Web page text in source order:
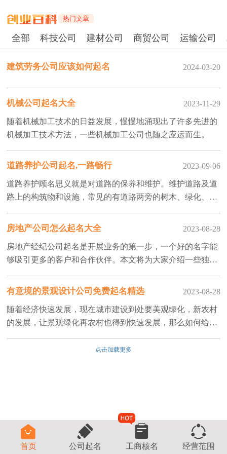
热门文章
全部 科技公司 建材公司 商贸公司 运输公司
建筑劳务公司应该如何起名 2024-03-20
机械公司起名大全 2023-11-29
随着机械加工技术的日益发展，慢慢地涌现出了许多先进的
机械加工技术方法，一些机械加工公司也随之应运而生。
道路养护公司起名,一路畅行 2023-09-06
道路养护顾名思义就是对道路的保养和维护。维护道路及道
路上的构筑物和设施，常见的有道路两旁的树木、绿化、洒
道路养护公司起名字更能吸引人们的注意呢
房地产公司怎么起名大全 2023-08-28
房地产经纪公司起名是开展业务的第一步，一个好的名字能
够吸引更多的客户和合作伙伴。本文将为大家介绍一些独特
供一些灵感和启示
有意境的景观设计公司免费起名精选 2023-08-28
随着经济快速发展，现在城市建设到处要美观绿化，新农村
的发展，让景观绿化再农村也得到快速发展，那么如何给景
点击加载更多
首页 公司起名 工商核名 经营范围